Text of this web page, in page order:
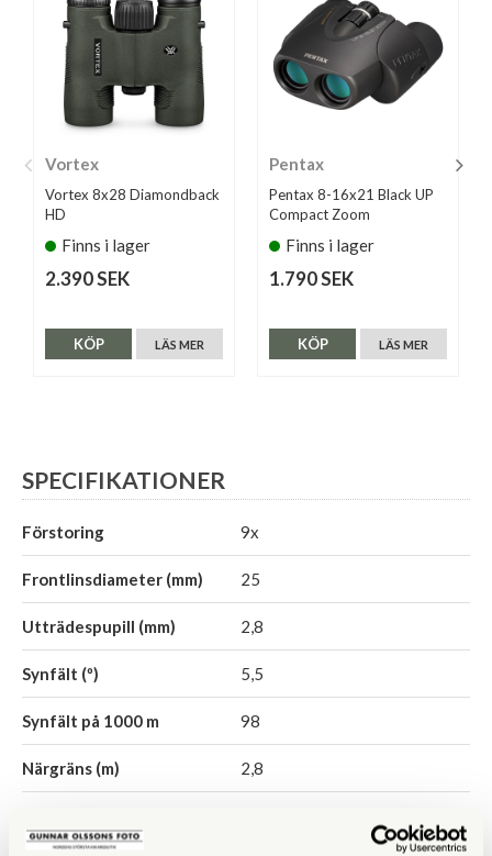
Vortex
Vortex 8x28 Diamondback
HD
Finns i lager
2.390 SEK
LÄS MER
KÖP
Pentax
Pentax 8-16x21 Black UP
Compact Zoom
Finns i lager
1.790 SEK
LÄS MER
KÖP
SPECIFIKATIONER
Förstoring 9x
Frontlinsdiameter (mm) 25
Utträdespupill (mm) 2,8
Synfält (º) 5,5
Synfält på 1000 m 98
Närgräns (m) 2,8